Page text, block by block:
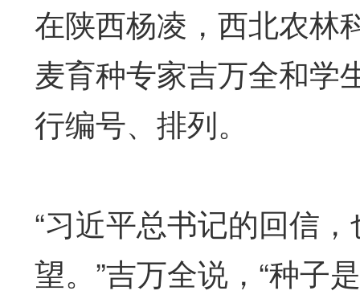
在陕西杨凌，西北农林
麦育种专家吉万全和学
行编号、排列。
“习近平总书记的回信
望。”吉万全说，“种子